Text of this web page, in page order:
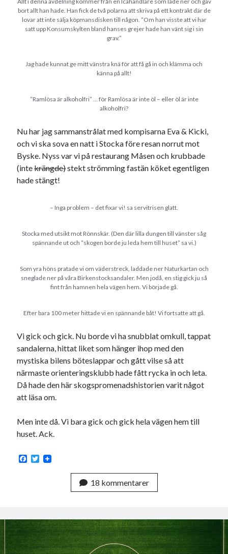
bort allt han hade. Han fick de två polarna att skriva på ett kontrakt där de
lovar att inte sälja köpmansdisken till någon. ”Om han visste att vi har
satt upp Konsumskylten bland hanses grejer hade han vänt sig i sin
grav.”
Jag hade kunnat ge mitt vänstra knä för att få gå in och klämma och
känna på allt!
”Ramlösa är alkoholfri” … för Ramlösa är inte öl – eller öl är inte
alkoholfri?
Nu har jag sammanstrålat med kompisarna Eva & Kicki,
och vi ska sova en natt i Stocka före resan norrut mot
Byske. Nyss var vi på restaurang Måsen och krubbade
(intekrängde)stekt strömming fastän köket egentligen
hade stängt!
– Inga problem – det fixar vi! sa servitrisen glatt.
Stocka med utsikt mot Rönnskär. (Den där lilla dungen till vänster såg
spännande ut och ”skogen borde ju leda hem till huset” sa vi.)
Som yra höns pratade vi om väderstreck, laddade ner Naturkartan och
sneglade ner på våra Birkenstocksandaler. Men jodå, en stig gick ju så
fint från hamnen hela vägen hem. Vi började gå.
Efter bara 100 meter hittade vi en spännande båt! Vi fortsatte att gå.
Vi gick och gick. Nu borde vi ha snubblat omkull, tappat
sandalerna, hittat liket som hänger ihop med den
mystiska bilens böteslappar och gått vilse så att
närmaste orienteringsklubb hade fått rycka in och leta.
Då hade den här skogspromenadshistorien varit något
att läsa om.
Men inte då. Vi bara gick och gick hela vägen hem till
huset. Ack.
F
T
18 kommentarer